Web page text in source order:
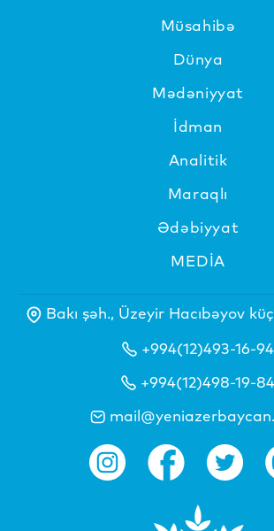
Müsahibə
Dünya
Mədəniyyat
İdman
Analitik
Maraqlı
Ədəbiyyat
MEDİA
Bakı şəh., Üzeyir Hacıbəyov
+994(12)493-16-94
+994(12)498-19-84